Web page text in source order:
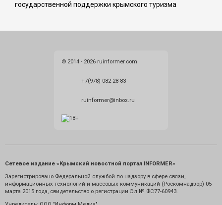
государственной поддержки крымского туризма
© 2014 - 2026 ruinformer.com
+7(978) 082 28 83
ruinformer@inbox.ru
Сетевое издание «Крымский новостной портал INFORMER»
Зарегистрировано Федеральной службой по надзору в сфере связи,
информационных технологий и массовых коммуникаций (Роскомнадзор) 05
марта 2015 года, свидетельство о регистрации Эл № ФС77-60943.